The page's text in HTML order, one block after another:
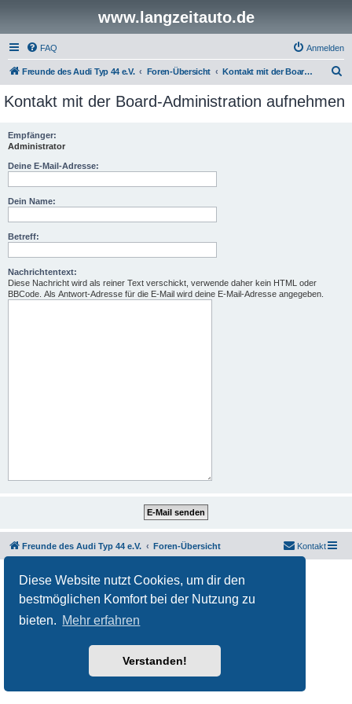
Diese Website nutzt Cookies, um dir den
bestmöglichen Komfort bei der Nutzung zu
bieten. Mehr erfahren
Verstanden!
www.langzeitauto.de
FAQ Anmelden
Freunde des Audi Typ 44 e.V. Foren-Übersicht Kontakt mit der Board-Administration aufnehmen
c
Kontakt mit der Board-Administration aufnehmen
Empfänger:
Administrator
Deine E-Mail-Adresse:
Dein Name:
Betreff:
Nachrichtentext:
Diese Nachricht wird als reiner Text verschickt, verwende daher kein HTML oder
BBCode. Als Antwort-Adresse für die E-Mail wird deine E-Mail-Adresse angegeben.
Freunde des Audi Typ 44 e.V. Foren-Übersicht Kontakt
Powered by phpBB
® Forum Software © phpBB Limited
Deutsche Übersetzung durch
Datenschutz|Nutzungsbedingungen